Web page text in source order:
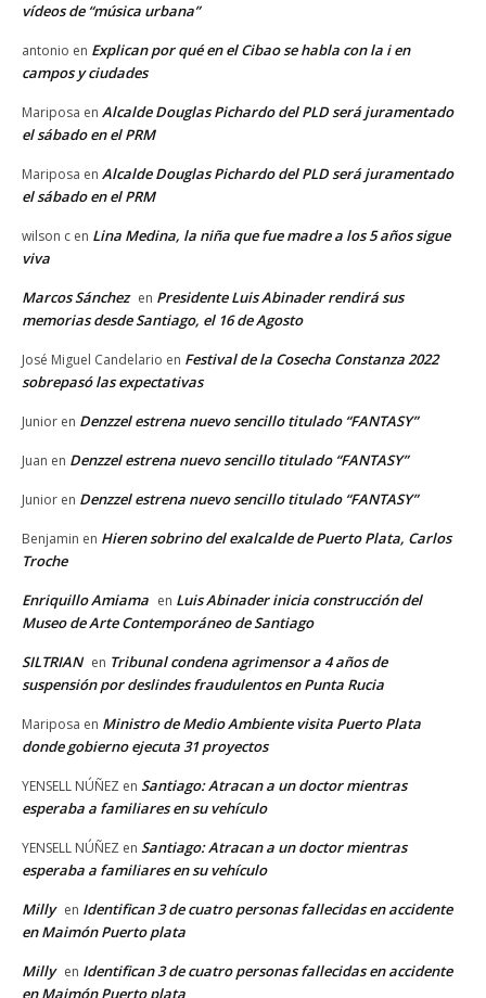
vídeos de “música urbana”
antonio en Explican por qué en el Cibao se habla con la i en
campos y ciudades
Mariposa en Alcalde Douglas Pichardo del PLD será juramentado
el sábado en el PRM
Mariposa en Alcalde Douglas Pichardo del PLD será juramentado
el sábado en el PRM
wilson c en Lina Medina, la niña que fue madre a los 5 años sigue
viva
Marcos Sánchez en Presidente Luis Abinader rendirá sus
memorias desde Santiago, el 16 de Agosto
José Miguel Candelario en Festival de la Cosecha Constanza 2022
sobrepasó las expectativas
Junior en Denzzel estrena nuevo sencillo titulado “FANTASY”
Juan en Denzzel estrena nuevo sencillo titulado “FANTASY”
Junior en Denzzel estrena nuevo sencillo titulado “FANTASY”
Benjamin en Hieren sobrino del exalcalde de Puerto Plata, Carlos
Troche
Enriquillo Amiama en Luis Abinader inicia construcción del
Museo de Arte Contemporáneo de Santiago
SILTRIAN en Tribunal condena agrimensor a 4 años de
suspensión por deslindes fraudulentos en Punta Rucia
Mariposa en Ministro de Medio Ambiente visita Puerto Plata
donde gobierno ejecuta 31 proyectos
YENSELL NÚÑEZ en Santiago: Atracan a un doctor mientras
esperaba a familiares en su vehículo
YENSELL NÚÑEZ en Santiago: Atracan a un doctor mientras
esperaba a familiares en su vehículo
Milly en Identifican 3 de cuatro personas fallecidas en accidente
en Maimón Puerto plata
Milly en Identifican 3 de cuatro personas fallecidas en accidente
en Maimón Puerto plata